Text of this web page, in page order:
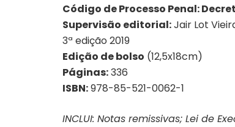
Código de Processo Penal:
Supervisão editorial:Jair Lot
3ª edição 2019
Edição de bolso (12,5x18cm)
Páginas:336
ISBN:978-85-521-0062-1
INCLUI: Notas remissivas; Lei de